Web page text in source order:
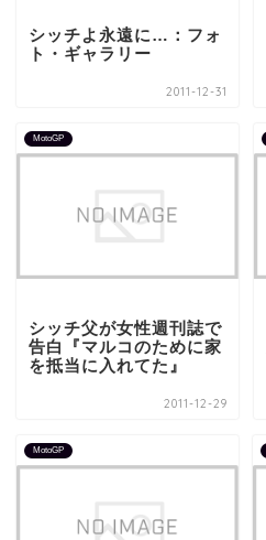
シッチよ永遠に…：フォ
ト・ギャラリー
2011-12-31
MotoGP
シッチ父が女性週刊誌で
告白『マルコのために家
を抵当に入れてた』
2011-12-29
MotoGP